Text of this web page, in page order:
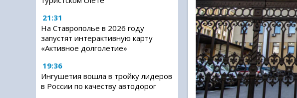
21:31
На Ставрополье в 2026 году
запустят интерактивную карту
«Активное долголетие»
19:36
Ингушетия вошла в тройку лидеров
в России по качеству автодорог